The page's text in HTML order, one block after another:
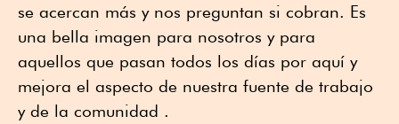
se acercan más y nos preguntan si cobran. Es
una bella imagen para nosotros y para
aquellos que pasan todos los días por aquí y
mejora el aspecto de nuestra fuente de trabajo
y de la comunidad .